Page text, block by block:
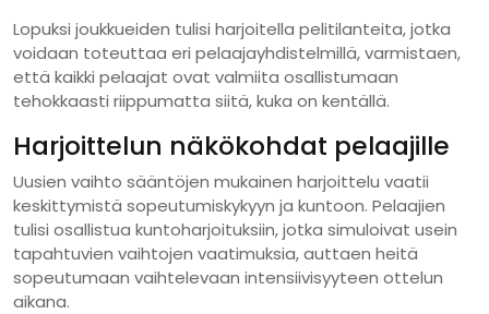
Lopuksi joukkueiden tulisi harjoitella pelitilanteita, jotka
voidaan toteuttaa eri pelaajayhdistelmillä, varmistaen,
että kaikki pelaajat ovat valmiita osallistumaan
tehokkaasti riippumatta siitä, kuka on kentällä.
Harjoittelun näkökohdat pelaajille
Uusien vaihto sääntöjen mukainen harjoittelu vaatii
keskittymistä sopeutumiskykyyn ja kuntoon. Pelaajien
tulisi osallistua kuntoharjoituksiin, jotka simuloivat usein
tapahtuvien vaihtojen vaatimuksia, auttaen heitä
sopeutumaan vaihtelevaan intensiivisyyteen ottelun
aikana.